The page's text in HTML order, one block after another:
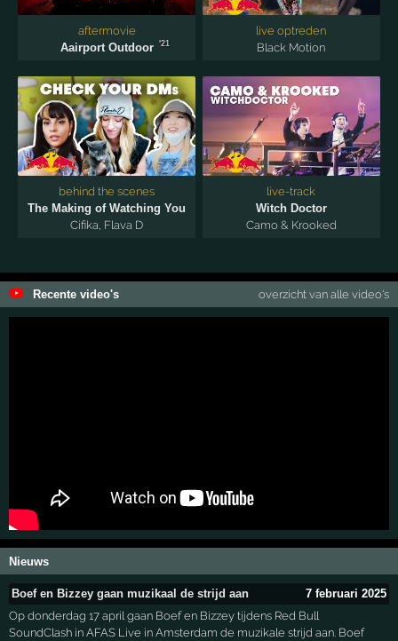
aftermovie
Aairport Outdoor
'21
live optreden
Black Motion
behind the scenes
The Making of Watching You
Cifika, Flava D
live-track
Witch Doctor
Camo & Krooked
Recente video's overzicht van alle video's
Nieuws
Boef en Bizzey gaan muzikaal de strijd aan
7 februari 2025
Op donderdag 17 april gaan Boef en Bizzey tijdens Red Bull
SoundClash in AFAS Live in Amsterdam de muzikale strijd aan. Boef